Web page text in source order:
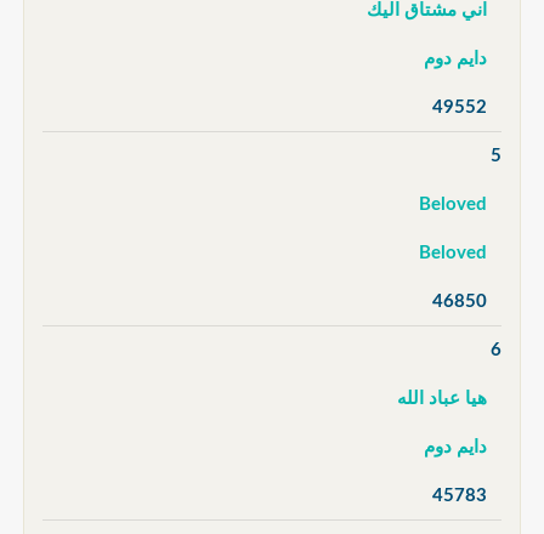
اني مشتاق اليك
دايم دوم
49552
5
Beloved
Beloved
46850
6
هيا عباد الله
دايم دوم
45783